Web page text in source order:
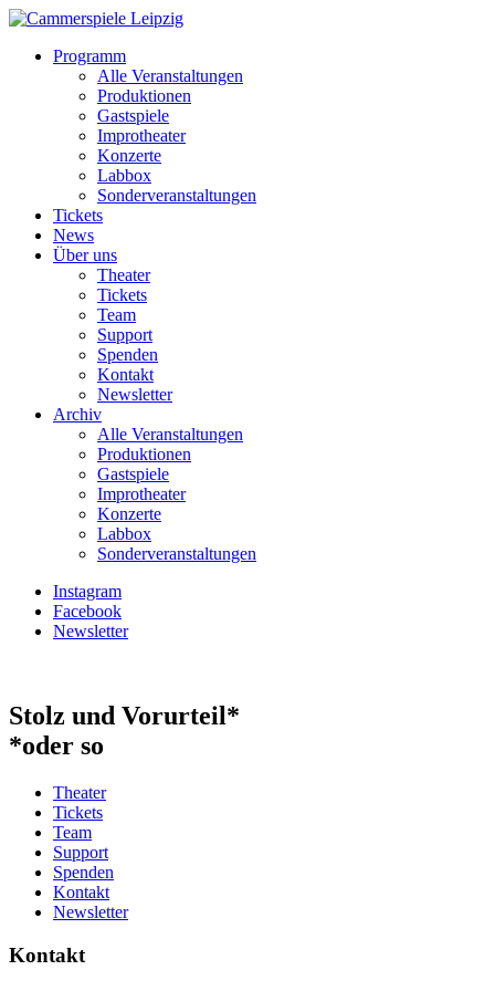
Programm
Alle Veranstaltungen
Produktionen
Gastspiele
Improtheater
Konzerte
Labbox
Sonderveranstaltungen
Tickets
News
Über uns
Theater
Tickets
Team
Support
Spenden
Kontakt
Newsletter
Archiv
Alle Veranstaltungen
Produktionen
Gastspiele
Improtheater
Konzerte
Labbox
Sonderveranstaltungen
Instagram
Facebook
Newsletter
Stolz und Vorurteil*
*oder so
Theater
Tickets
Team
Support
Spenden
Kontakt
Newsletter
Kontakt